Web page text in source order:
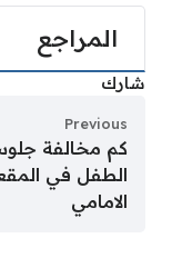
المراجع
شارك
Previous
كم مخالفة
الطفل في
الامامي